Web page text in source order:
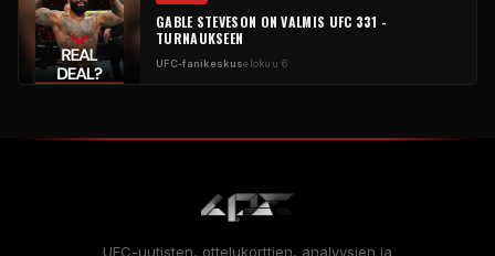
GABLE STEVESON ON VALMIS UFC 331 -
TURNAUKSEEN
UFC-fanikeskuselokuu 6
UFC-uutisten, ottelukorttien, analyysien ja